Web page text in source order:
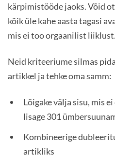
kärpimistööde jaoks. Võid
kõik üle kahe aasta tagasi
mis ei too orgaanilist liiklust.
Neid kriteeriume silmas
artikkel ja tehke oma samm:
Lõigake välja sisu, mis
lisage 301
Kombineerige
artikliks